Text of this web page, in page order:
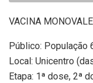
VACINA
Público: População
Local: Unicentro
Etapa: 1ª dose, 2ª